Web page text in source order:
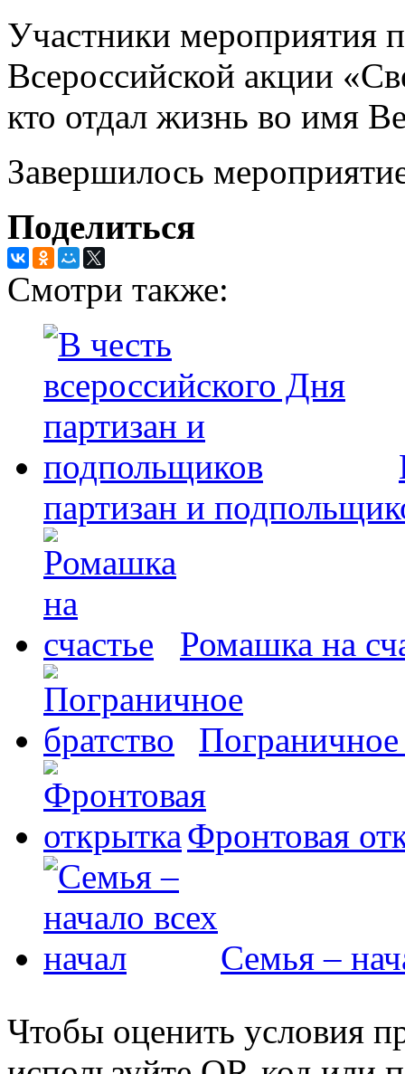
Участники мероприятия
Всероссийской акции
кто отдал жизнь во имя
Завершилось
Поделиться
Смотри также:
партизан и
Ромашка на
Пограничное
Фронтовая
Семья –
Чтобы оценить условия